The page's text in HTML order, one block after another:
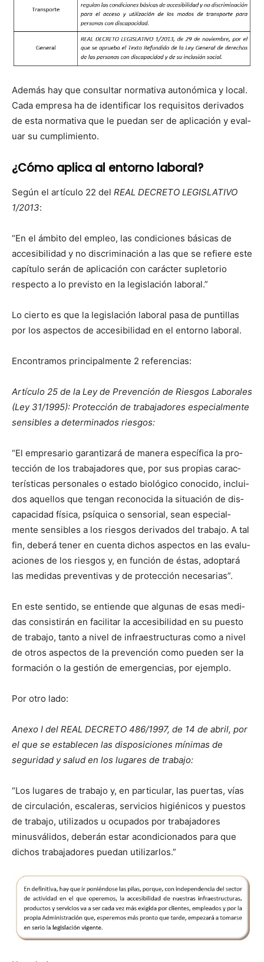
Además hay que con­sul­tar nor­ma­ti­va autonómi­ca y local.
Cada empre­sa ha de iden­ti­ficar los req­ui­si­tos deriva­dos
de esta nor­ma­ti­va que le puedan ser de apli­cación y eval­
u­ar su cumplim­ien­to.
¿Cómo aplica al entorno laboral?
Según el artícu­lo 22 del REAL DECRETO LEGISLATIVO
1/2013:
“En el ámbito del empleo, las condi­ciones bási­cas de
acce­si­bil­i­dad y no dis­crim­i­nación a las que se refiere este
capí­tu­lo serán de apli­cación con carác­ter suple­to­rio
respec­to a lo pre­vis­to en la leg­is­lación lab­o­ral.”
Lo cier­to es que la leg­is­lación lab­o­ral pasa de pun­til­las
por los aspec­tos de acce­si­bil­i­dad en el entorno lab­o­ral.
Encon­tramos prin­ci­pal­mente 2 ref­er­en­cias:
Artícu­lo 25 de la Ley de Pre­ven­ción de Ries­gos Lab­o­rales
(Ley 31/1995): Pro­tec­ción de tra­ba­jadores espe­cial­mente
sen­si­bles a deter­mi­na­dos ries­gos:
“El empre­sario garan­ti­zará de man­era especí­fi­ca la pro­
tec­ción de los tra­ba­jadores que, por sus propias car­ac­
terís­ti­cas per­son­ales o esta­do biológi­co cono­ci­do, inclu­i­
dos aque­l­los que ten­gan recono­ci­da la situación de dis­
capaci­dad físi­ca, psíquica o sen­so­r­i­al, sean espe­cial­
mente sen­si­bles a los ries­gos deriva­dos del tra­ba­jo. A tal
fin, deberá ten­er en cuen­ta dichos aspec­tos en las eval­u­
a­ciones de los ries­gos y, en fun­ción de éstas, adop­tará
las medi­das pre­ven­ti­vas y de pro­tec­ción nece­sarias”.
En este sen­ti­do, se entiende que algu­nas de esas medi­
das con­si­s­tirán en facil­i­tar la acce­si­bil­i­dad en su puesto
de tra­ba­jo, tan­to a niv­el de infraestruc­turas como a niv­el
de otros aspec­tos de la pre­ven­ción como pueden ser la
for­ma­ción o la gestión de emer­gen­cias, por ejem­p­lo.
Por otro lado:
Anexo I del REAL DECRETO 486/1997, de 14 de abril, por
el que se estable­cen las dis­posi­ciones mín­i­mas de
seguri­dad y salud en los lugares de tra­ba­jo:
“Los lugares de tra­ba­jo y, en par­tic­u­lar, las puer­tas, vías
de cir­cu­lación, escaleras, ser­vi­cios higiéni­cos y puestos
de tra­ba­jo, uti­liza­dos u ocu­pa­dos por tra­ba­jadores
minusváli­dos, deberán estar acondi­ciona­dos para que
dichos tra­ba­jadores puedan uti­lizar­los.”